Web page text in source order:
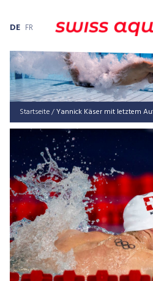
DE FR
Startseite/Yan­nick Käser mit letz­tem